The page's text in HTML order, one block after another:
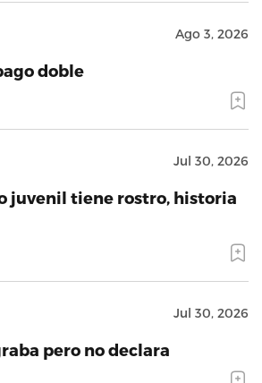
Ago 3, 2026
doble
Jul 30, 2026
juvenil tiene rostro, historia
Jul 30, 2026
pero no declara